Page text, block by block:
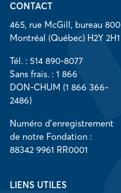
CONTACT
465, rue McGill, bureau 800
Montréal (Québec) H2Y 2H1
Tél. : 514 890-8077
Sans frais. : 1 866
DON-CHUM (1 866 366-
2486)
Numéro d’enregistrement
de notre Fondation :
88342 9961 RR0001
LIENS UTILES